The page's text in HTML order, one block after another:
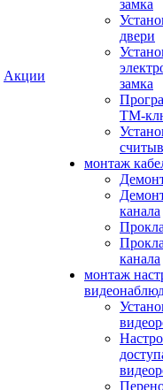
Акции
замка
двери
замка
ТМ-
монтаж
канала
канала
монтаж